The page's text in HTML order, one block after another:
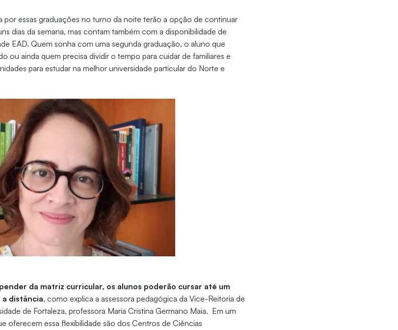
por essas graduações no turno da noite terão a opção de continuar
dias da semana, mas contam também com a disponibilidade de
EAD. Quem sonha com uma segunda graduação, o aluno que
ou ainda quem precisa dividir o tempo para cuidar de familiares e
para estudar na melhor universidade particular do Norte e
da matriz curricular, os alunos poderão cursar até um
distância, como explica a assessora pedagógica da Vice-Reitoria de
de Fortaleza, professora Maria Cristina Germano Maia. Em um
oferecem essa flexibilidade são dos Centros de Ciências